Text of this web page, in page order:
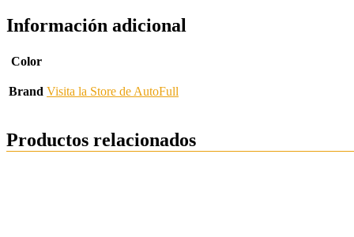
Información adicional
Color
Brand Visita la Store de AutoFull
Productos relacionados